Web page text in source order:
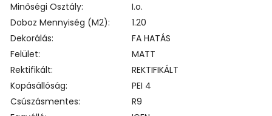
Minőségi Osztály
I.o.
Doboz Mennyiség (m2)
1.20
Dekorálás
FA HATÁS
Felület
MATT
Rektifikált
REKTIFIKÁLT
Kopásállóság
PEI 4
Csúszásmentes
R9